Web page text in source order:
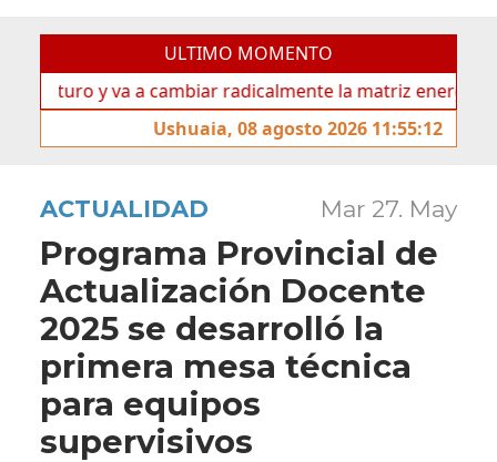
ULTIMO MOMENTO
y va a cambiar radicalmente la matriz energética de
Ushuaia, 08 agosto 2026 11:55:12
ACTUALIDAD Mar 27. May
Programa Provincial de
Actualización Docente
2025 se desarrolló la
primera mesa técnica
para equipos
supervisivos